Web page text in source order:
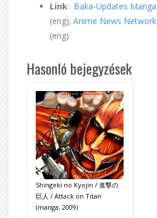
Link: Baka-Updates Manga
(eng); Anime News Network
(eng)
Hasonló bejegyzések
Shingeki no Kyojin / 進撃の
巨人 / Attack on Titan
(manga; 2009)